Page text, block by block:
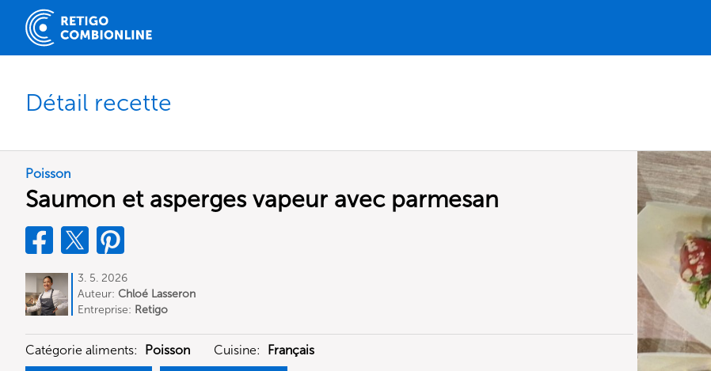
Détail recette
Poisson
Saumon et asperges vapeur avec parmesan
3. 5. 2026
Auteur: Chloé Lasseron
Entreprise: Retigo
Catégorie aliments: Poisson Cuisine: Français